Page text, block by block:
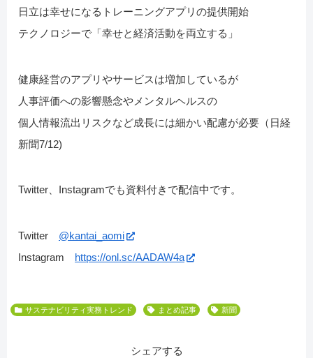
日立は幸せになるトレーニングアプリの提供開始
テクノロジーで「幸せと経済活動を両立する」
健康経営のアプリやサービスは増加しているが
人事評価への影響懸念やメンタルヘルスの
個人情報流出リスクなど成長には細かい配慮が必要（日経
新聞7/12)
Twitter、Instagramでも資料付きで配信中です。
Twitter @kantai_aomi
Instagram https://onl.sc/AADAW4a
サステナビリティ実務トレンド まとめ記事 新聞
シェアする